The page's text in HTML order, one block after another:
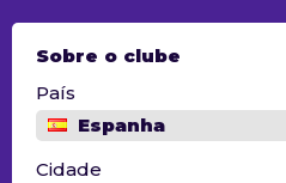
Sobre o clube
País
Espanha
Cidade